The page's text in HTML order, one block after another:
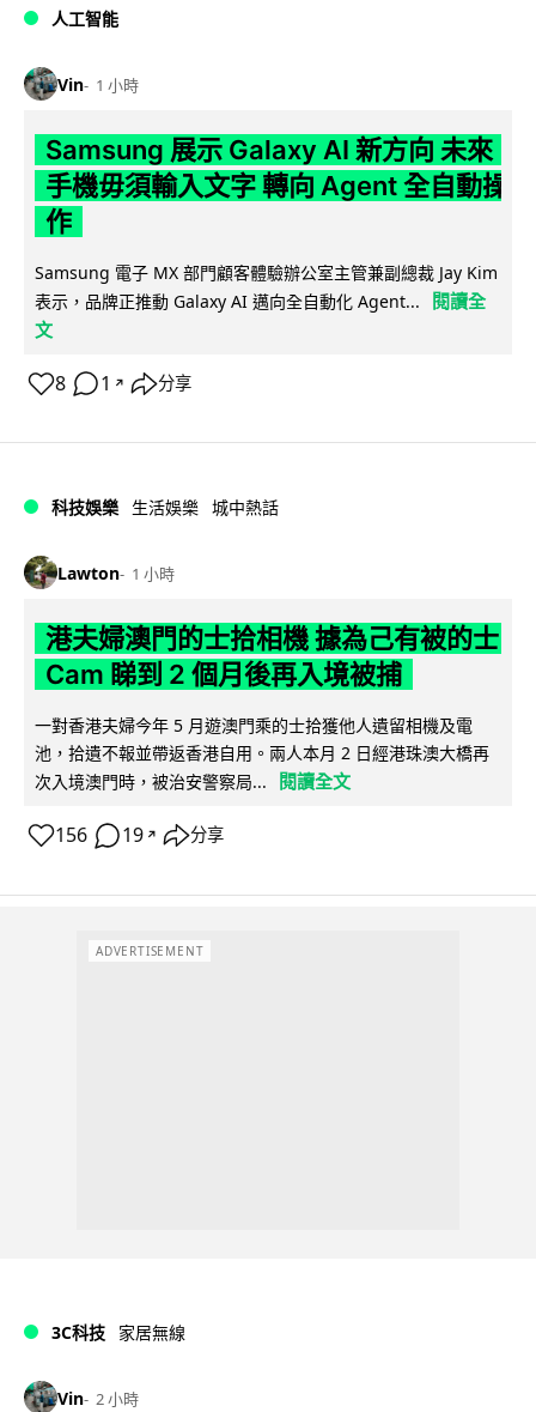
人工智能
Vin 1 小時
Samsung 展示 Galaxy AI 新方向 未來
手機毋須輸入文字 轉向 Agent 全自動操
作
Samsung 電子 MX 部門顧客體驗辦公室主管兼副總裁 Jay Kim
表示，品牌正推動 Galaxy AI 邁向全自動化 Agent...
閱讀全
文
8 1 ↗ 分享
科技娛樂 生活娛樂 城中熱話
Lawton 1 小時
港夫婦澳門的士拾相機 據為己有被的士
Cam 睇到 2 個月後再入境被捕
一對香港夫婦今年 5 月遊澳門乘的士拾獲他人遺留相機及電
池，拾遺不報並帶返香港自用。兩人本月 2 日經港珠澳大橋再
次入境澳門時，被治安警察局...
閱讀全文
156 19 ↗ 分享
ADVERTISEMENT
3C科技 家居無線
Vin 2 小時